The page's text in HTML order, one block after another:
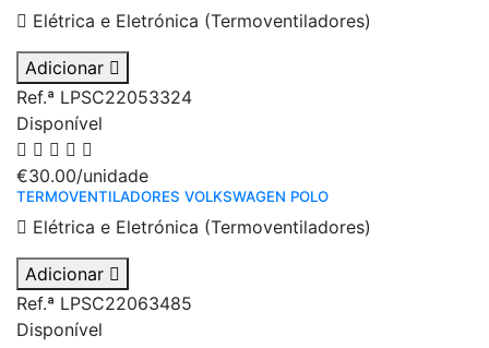
Elétrica e Eletrónica (Termoventiladores)
Adicionar
Ref.ª LPSC22053324
Disponível
€30.00/unidade
TERMOVENTILADORES VOLKSWAGEN POLO
Elétrica e Eletrónica (Termoventiladores)
Adicionar
Ref.ª LPSC22063485
Disponível